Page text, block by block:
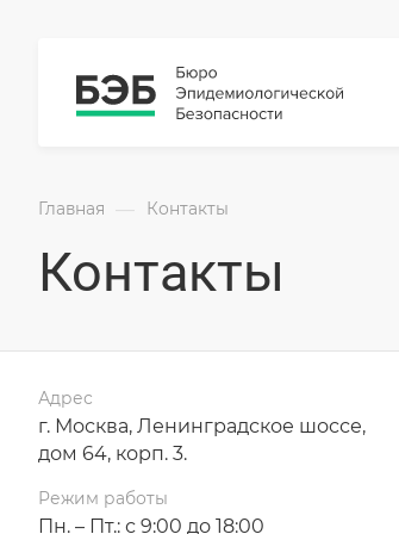
Главная — Контакты
Контакты
Адрес
г. Москва, Ленинградское шоссе,
дом 64, корп. 3.
Режим работы
Пн. – Пт.: с 9:00 до 18:00